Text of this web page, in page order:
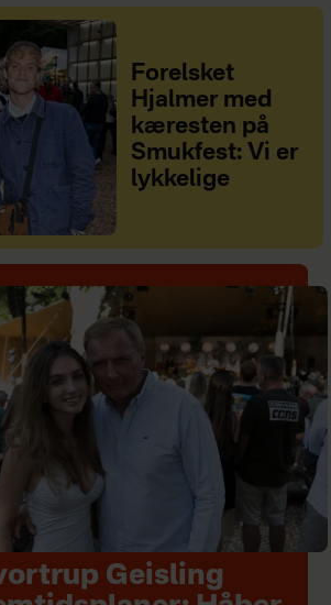
Forelsket
Hjalmer med
kæresten på
Smukfest: Vi er
lykkelige
Geisling